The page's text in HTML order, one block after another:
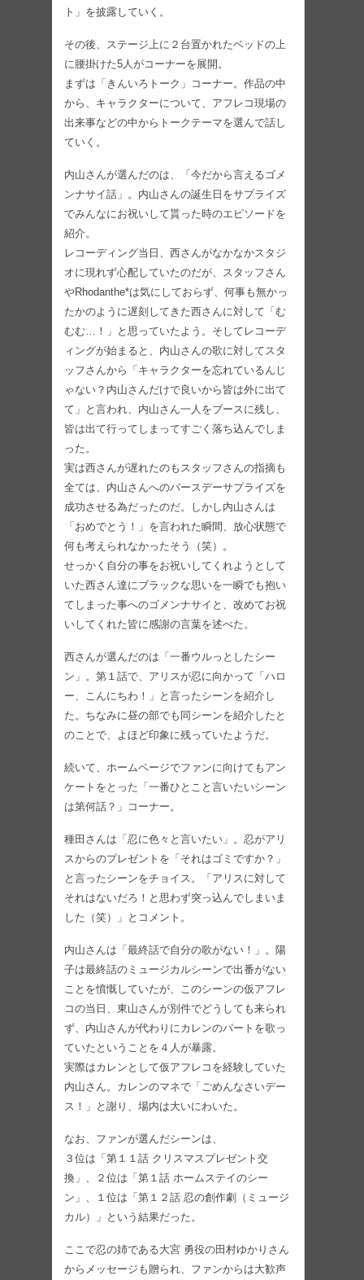
ト」を披露していく。
その後、ステージ上に２台置かれたベッドの上
に腰掛けた5人がコーナーを展開。
まずは「きんいろトーク」コーナー。作品の中
から、キャラクターについて、アフレコ現場の
出来事などの中からトークテーマを選んで話し
ていく。
内山さんが選んだのは、「今だから言えるゴメ
ンナサイ話」。内山さんの誕生日をサプライズ
でみんなにお祝いして貰った時のエピソードを
紹介。
レコーディング当日、西さんがなかなかスタジ
オに現れず心配していたのだが、スタッフさん
やRhodanthe*は気にしておらず、何事も無かっ
たかのように遅刻してきた西さんに対して「む
むむ…！」と思っていたよう。そしてレコーデ
ィングが始まると、内山さんの歌に対してスタ
ッフさんから「キャラクターを忘れているんじ
ゃない？内山さんだけで良いから皆は外に出て
て」と言われ、内山さん一人をブースに残し、
皆は出て行ってしまってすごく落ち込んでしま
った。
実は西さんが遅れたのもスタッフさんの指摘も
全ては、内山さんへのバースデーサプライズを
成功させる為だったのだ。しかし内山さんは
「おめでとう！」を言われた瞬間、放心状態で
何も考えられなかったそう（笑）。
せっかく自分の事をお祝いしてくれようとして
いた西さん達にブラックな思いを一瞬でも抱い
てしまった事へのゴメンナサイと、改めてお祝
いしてくれた皆に感謝の言葉を述べた。
西さんが選んだのは「一番ウルっとしたシー
ン」。第１話で、アリスが忍に向かって「ハロ
ー、こんにちわ！」と言ったシーンを紹介し
た。ちなみに昼の部でも同シーンを紹介したと
のことで、よほど印象に残っていたようだ。
続いて、ホームページでファンに向けてもアン
ケートをとった「一番ひとこと言いたいシーン
は第何話？」コーナー。
種田さんは「忍に色々と言いたい」。忍がアリ
スからのプレゼントを「それはゴミですか？」
と言ったシーンをチョイス。「アリスに対して
それはないだろ！と思わず突っ込んでしまいま
した（笑）」とコメント。
内山さんは「最終話で自分の歌がない！」。陽
子は最終話のミュージカルシーンで出番がない
ことを憤慨していたが、このシーンの仮アフレ
コの当日、東山さんが別件でどうしても来られ
ず、内山さんが代わりにカレンのパートを歌っ
ていたということを４人が暴露。
実際はカレンとして仮アフレコを経験していた
内山さん。カレンのマネで「ごめんなさいデー
ス！」と謝り、場内は大いにわいた。
なお、ファンが選んだシーンは、
３位は「第１１話 クリスマスプレゼント交
換」、２位は「第１話 ホームステイのシー
ン」、１位は「第１２話 忍の創作劇（ミュージ
カル）」という結果だった。
ここで忍の姉である大宮 勇役の田村ゆかりさん
からメッセージも贈られ、ファンからは大歓声